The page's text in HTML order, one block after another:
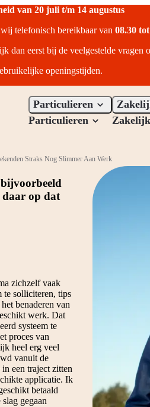
van 20 juli t/m 14 augustus
telefonisch bereikbaar van 08.30
dan eerst bij de veelgestelde vragen
openingstijden.
Particulieren
Particulieren
Zakelijk
Straks Nog Slimmer Aan Werk
daar op dat
zichzelf vaak
te solliciteren, tips
benaderen van
werk. Dat
systeem te
proces van
heel erg veel
vanuit de
een traject zitten
applicatie. Ik
betaald
gegaan